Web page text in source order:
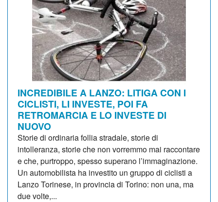
INCREDIBILE A LANZO: LITIGA CON I
CICLISTI, LI INVESTE, POI FA
RETROMARCIA E LO INVESTE DI
NUOVO
Storie di ordinaria follia stradale, storie di
intolleranza, storie che non vorremmo mai raccontare
e che, purtroppo, spesso superano l’immaginazione.
Un automobilista ha investito un gruppo di ciclisti a
Lanzo Torinese, in provincia di Torino: non una, ma
due volte,...